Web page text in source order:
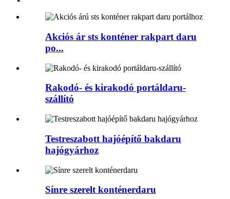
Akciós ár sts konténer rakpart daru
po...
Rakodó- és kirakodó portáldaru-
szállító
Testreszabott hajóépítő bakdaru
hajógyárhoz
Sínre szerelt konténerdaru